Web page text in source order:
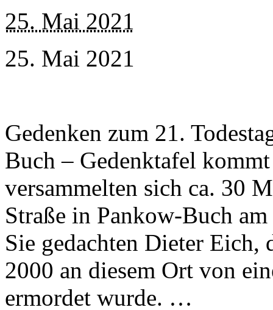
25. Mai 2021
25. Mai 2021
Gedenken zum 21.
Buch – Gedenktafel
versammelten sich ca. 30
Straße in Pankow-Buch
Sie gedachten Dieter
2000 an diesem Ort von
ermordet wurde. …